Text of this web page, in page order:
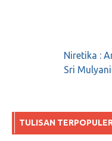
PERSEPSI
HUKUM
Niretika :
Sri Mulyani
TULISAN TERPOPULER